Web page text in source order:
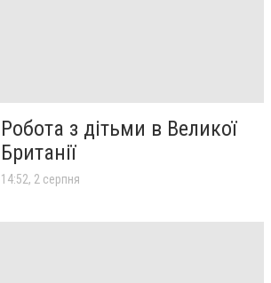
Робота з дітьми в Великої
Британії
14:52, 2 серпня